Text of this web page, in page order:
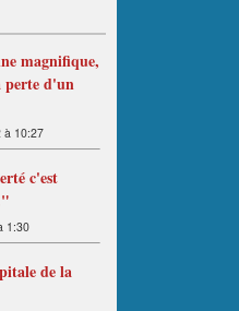
magnifique,
perte d'un
à 10:27
c'est
1:30
de la